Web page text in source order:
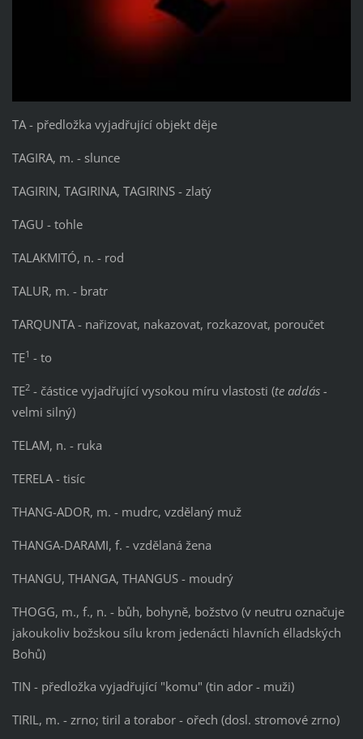
TA - předložka vyjadřující objekt děje
TAGIRA, m. - slunce
TAGIRIN, TAGIRINA, TAGIRINS - zlatý
TAGU - tohle
TALAKMITÓ, n. - rod
TALUR, m. - bratr
TARQUNTA - nařizovat, nakazovat, rozkazovat, poroučet
TE1 - to
TE2- částice vyjadřující vysokou míru vlastosti (te addás -
velmi silný)
TELAM, n. - ruka
TERELA - tisíc
THANG-ADOR, m. - mudrc, vzdělaný muž
THANGA-DARAMI, f. - vzdělaná žena
THANGU, THANGA, THANGUS - moudrý
THOGG, m., f., n. - bůh, bohyně, božstvo (v neutru označuje
jakoukoliv božskou sílu krom jedenácti hlavních élladských
Bohů)
TIN - předložka vyjadřující "komu" (tin ador - muži)
TIRIL, m. - zrno; tiril a torabor - ořech (dosl. stromové zrno)